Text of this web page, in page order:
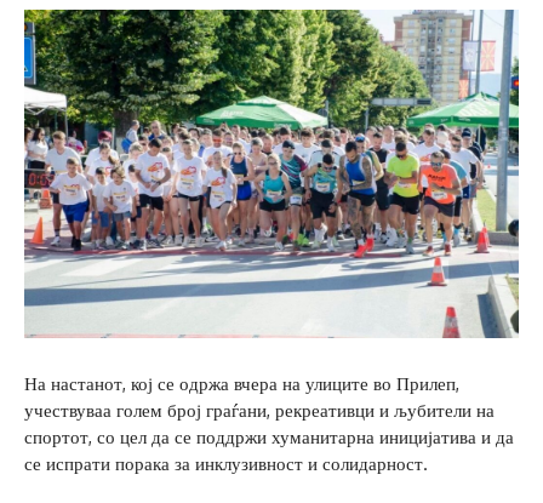
На настанот, кој се одржа вчера на улиците во Прилеп,
учествуваа голем број граѓани, рекреативци и љубители на
спортот, со цел да се поддржи хуманитарна иницијатива и да
се испрати порака за инклузивност и солидарност.